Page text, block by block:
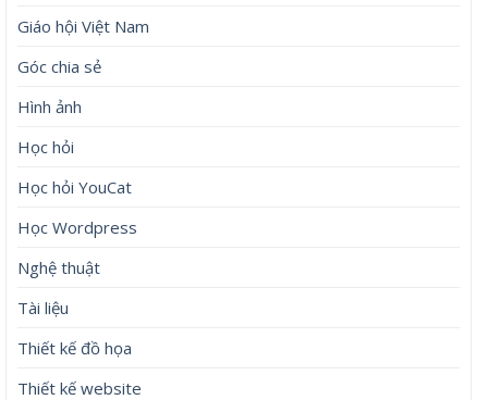
Giáo hội Việt Nam
Góc chia sẻ
Hình ảnh
Học hỏi
Học hỏi YouCat
Học Wordpress
Nghệ thuật
Tài liệu
Thiết kế đồ họa
Thiết kế website